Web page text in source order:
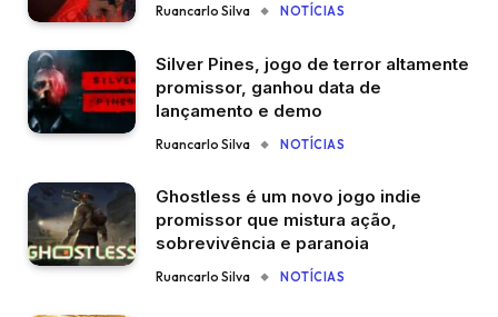
Ruancarlo Silva NOTÍCIAS
Silver Pines, jogo de terror altamente
promissor, ganhou data de
lançamento e demo
Ruancarlo Silva NOTÍCIAS
Ghostless é um novo jogo indie
promissor que mistura ação,
sobrevivência e paranoia
Ruancarlo Silva NOTÍCIAS